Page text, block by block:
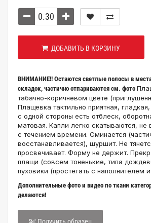
ДОБАВИТЬ В КОРЗИНУ
ВНИМАНИЕ!! Остаются светлые полосы в
складок, частично отпариваются см. фото
табачно-коричневом цвете
Плащевка тактильно приятная,
с одной стороны есть отблеск,
матовая. Капли легко скатываются, не
с течением времени. Сминается
восстанавливается), шуршит. Не
просвечивает. Форму не держит.
плащи (совсем тоненькие, типа
пуховики (простегать с наполнителем
Дополнительные фото и видео по ткани
делаются!